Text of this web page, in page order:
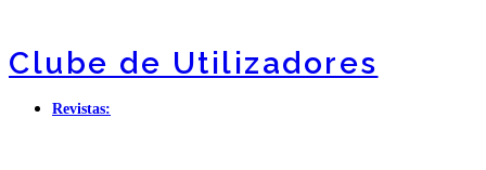
Clube de Utilizadores
Revistas: